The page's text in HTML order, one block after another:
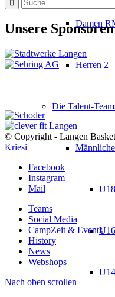
Damen
Herren 2
Die Talent-
Unsere
© Copyright - Langen
Kriesi
Facebook
Instagram
Mail
Teams
Social Media
CampZeit & Events
History
News
Webshops
Nach oben scrollen